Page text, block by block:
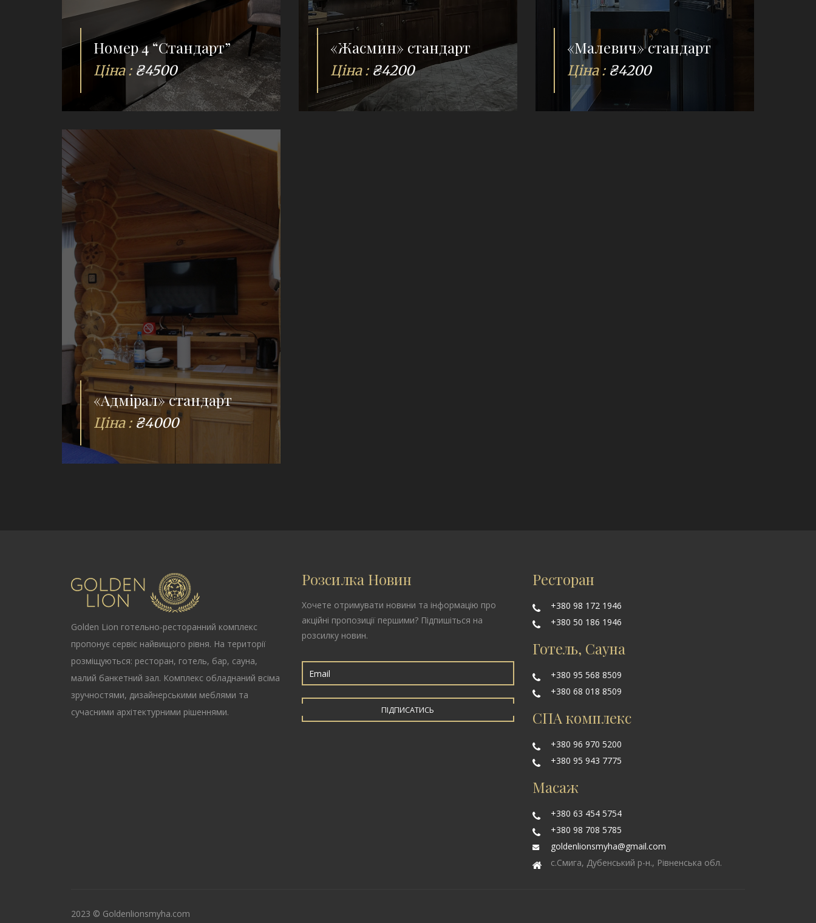
Номер 4 “Стандарт”
Ціна : ₴4500
«Жасмин» стандарт
Ціна : ₴4200
«Малевич» стандарт
Ціна : ₴4200
«Адмірал» стандарт
Ціна : ₴4000
Golden Lion готельно-ресторанний комплекс
пропонує сервіс найвищого рівня. На території
розміщуються: ресторан, готель, бар, сауна,
малий банкетний зал. Комплекс обладнаний всіма
зручностями, дизайнерськими меблями та
сучасними архітектурними рішеннями.
Розсилка Новин
Хочете отримувати новини та інформацію про
акційні пропозиції першими? Підпишіться на
розсилку новин.
ПІДПИСАТИСЬ
Ресторан
+380 98 172 1946
+380 50 186 1946
Готель, Сауна
+380 95 568 8509
+380 68 018 8509
СПА комплекс
+380 96 970 5200
+380 95 943 7775
Масаж
+380 63 454 5754
+380 98 708 5785
goldenlionsmyha@gmail.com
с.Смига, Дубенський р-н., Рівненська обл.
2023 © Goldenlionsmyha.com